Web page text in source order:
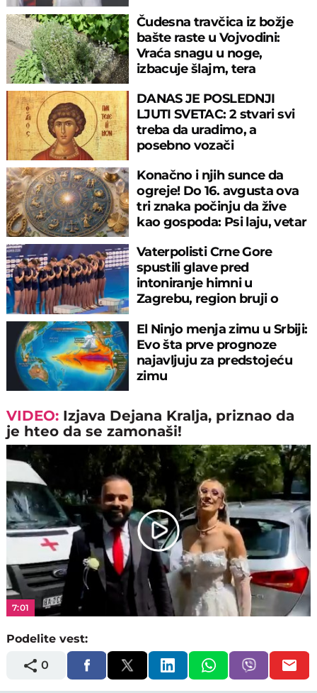
Čudesna travčica iz božje
bašte raste u Vojvodini:
Vraća snagu u noge,
izbacuje šlajm, tera
DANAS JE POSLEDNJI
LJUTI SVETAC: 2 stvari svi
treba da uradimo, a
posebno vozači
Konačno i njih sunce da
ogreje! Do 16. avgusta ova
tri znaka počinju da žive
kao gospoda: Psi laju, vetar
Vaterpolisti Crne Gore
spustili glave pred
intoniranje himni u
Zagrebu, region bruji o
El Ninjo menja zimu u Srbiji:
Evo šta prve prognoze
najavljuju za predstojeću
zimu
VIDEO: Izjava Dejana Kralja, priznao da
je hteo da se zamonaši!
Play
Video
7:01
Podelite vest:
0